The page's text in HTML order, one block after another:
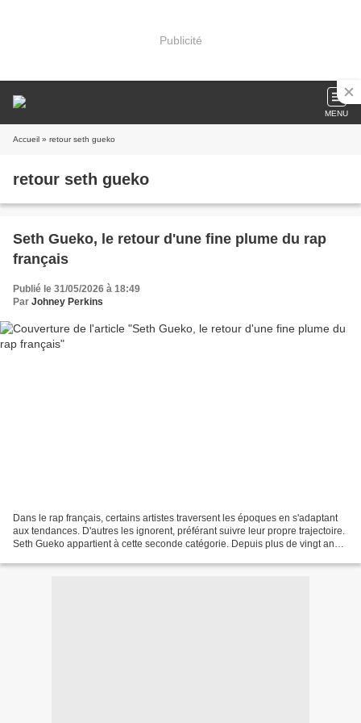
Publicité
MENU
Accueil » retour seth gueko
retour seth gueko
Seth Gueko, le retour d'une fine plume du rap
français
Publié le 31/05/2026 à 18:49
Par Johney Perkins
Dans le rap français, certains artistes traversent les époques en s'adaptant
aux tendances. D'autres les ignorent, préférant suivre leur propre trajectoire.
Seth Gueko appartient à cette seconde catégorie. Depuis plus de vingt ans,